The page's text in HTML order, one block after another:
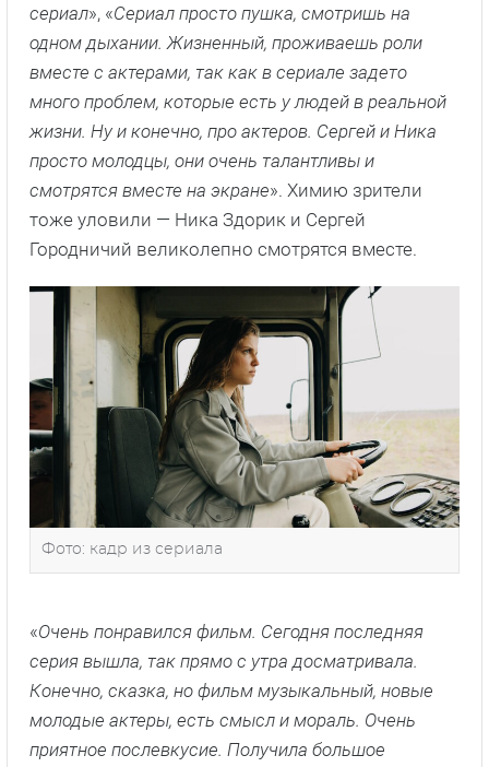
сериал», «Сериал просто пушка, смотришь на
одном дыхании. Жизненный, проживаешь роли
вместе с актерами, так как в сериале задето
много проблем, которые есть у людей в реальной
жизни. Ну и конечно, про актеров. Сергей и Ника
просто молодцы, они очень талантливы и
смотрятся вместе на экране». Химию зрители
тоже уловили — Ника Здорик и Сергей
Городничий великолепно смотрятся вместе.
Фото: кадр из сериала
«Очень понравился фильм. Сегодня последняя
серия вышла, так прямо с утра досматривала.
Конечно, сказка, но фильм музыкальный, новые
молодые актеры, есть смысл и мораль. Очень
приятное послевкусие. Получила большое